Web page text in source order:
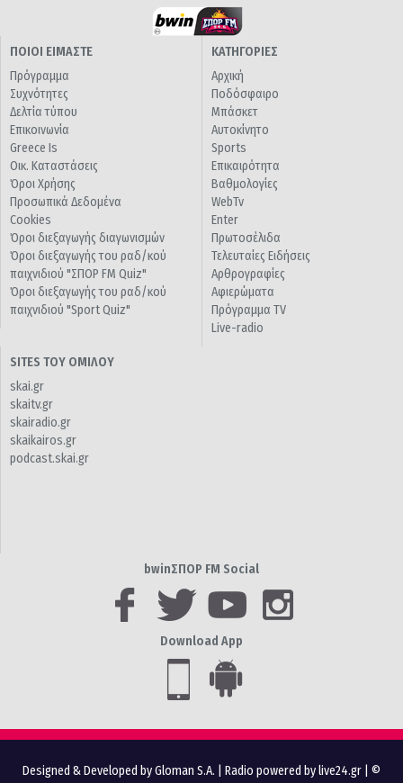
ΠΟΙΟΙ ΕΙΜΑΣΤΕ
Πρόγραμμα
Συχνότητες
Δελτία τύπου
Επικοινωνία
Greece Is
Οικ. Καταστάσεις
Όροι Χρήσης
Προσωπικά Δεδομένα
Cookies
Όροι διεξαγωγής διαγωνισμών
Όροι διεξαγωγής του ραδ/κού
παιχνιδιού "ΣΠΟΡ FM Quiz"
Όροι διεξαγωγής του ραδ/κού
παιχνιδιού "Sport Quiz"
ΚΑΤΗΓΟΡΙΕΣ
Αρχική
Ποδόσφαιρο
Μπάσκετ
Αυτοκίνητο
Sports
Επικαιρότητα
Βαθμολογίες
WebTv
Enter
Πρωτοσέλιδα
Τελευταίες Ειδήσεις
Αρθρογραφίες
Αφιερώματα
Πρόγραμμα TV
Live-radio
SITES ΤΟΥ ΟΜΙΛΟΥ
skai.gr
skaitv.gr
skairadio.gr
skaikairos.gr
podcast.skai.gr
bwinΣΠΟΡ FM Social
Download App
Designed & Developed by Gloman S.A. Radio powered by live24.gr | ©